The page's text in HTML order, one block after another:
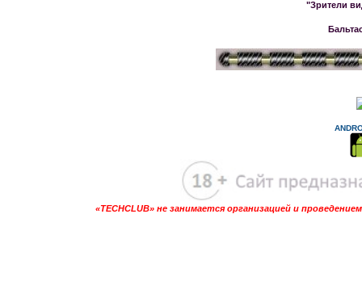
"Зрители
«TECHCLUB» не занимается организацией и